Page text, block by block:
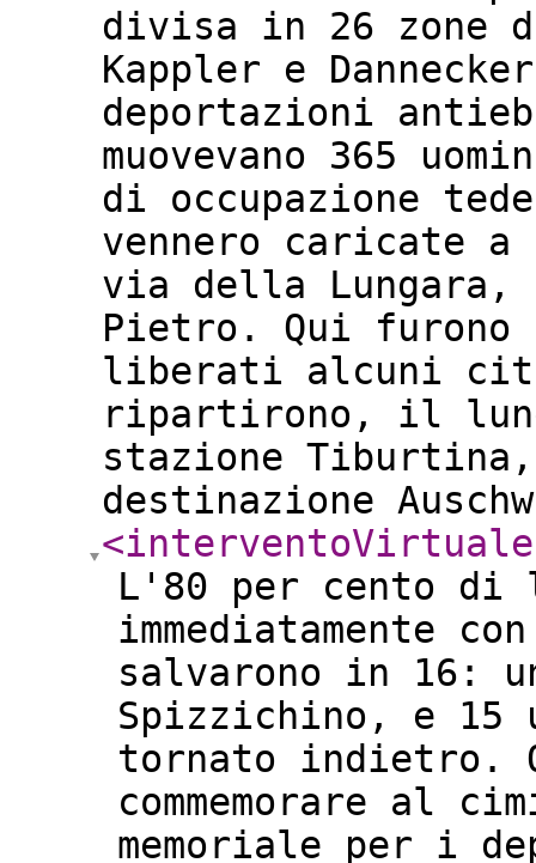
divisa in 26 zone
Kappler e
deportazioni
muovevano 365
di occupazione
vennero caricate
via della Lungara,
Pietro. Qui furono
liberati alcuni
ripartirono, il
stazione
destinazione
<interventoVirtuale
L'80 per cento di
immediatamente
salvarono in 16:
Spizzichino, e 15
tornato indietro.
commemorare al
memoriale per i